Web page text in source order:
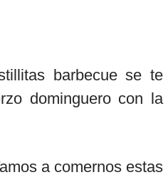
barbecue se te
dominguero con la
a comernos estas